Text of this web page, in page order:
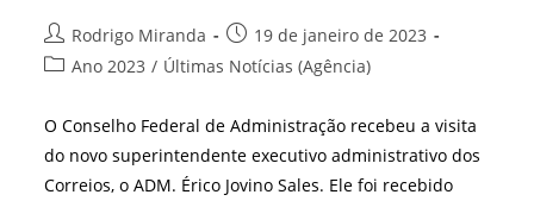
Autor
do
Rodrigo Miranda
Post
publicado:
19 de janeiro de 2023
Categoria
Ano 2023 / Últimas Notícias (Agência)
O Conselho Federal de Administração recebeu a visita
do novo superintendente executivo administrativo dos
Correios, o ADM. Érico Jovino Sales. Ele foi recebido